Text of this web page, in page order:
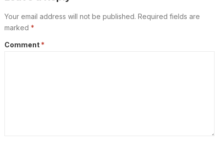
Your email address will not be published. Required fields are
marked *
Comment *